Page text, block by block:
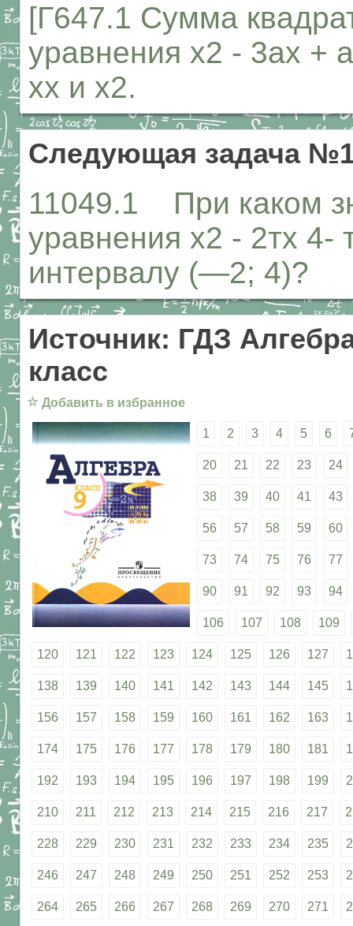
[Г647.1 Сумма
уравнения х2 - 3ах +
хх и х2.
Следующая задача
11049.1 При каком
уравнения х2 - 2тх
интервалу (—2; 4)?
Источник: ГДЗ
класс
☆ Добавить в избранное
1 2 3 4 5 6
20 21 22 23 24
38 39 40 41 43
56 57 58 59 60
73 74 75 76 77
90 91 92 93 94
106 107 108 109
120 121 122 123 124 125 126 127
138 139 140 141 142 143 144 145
156 157 158 159 160 161 162 163
174 175 176 177 178 179 180 181
192 193 194 195 196 197 198 199
210 211 212 213 214 215 216 217
228 229 230 231 232 233 234 235
246 247 248 249 250 251 252 253
264 265 266 267 268 269 270 271